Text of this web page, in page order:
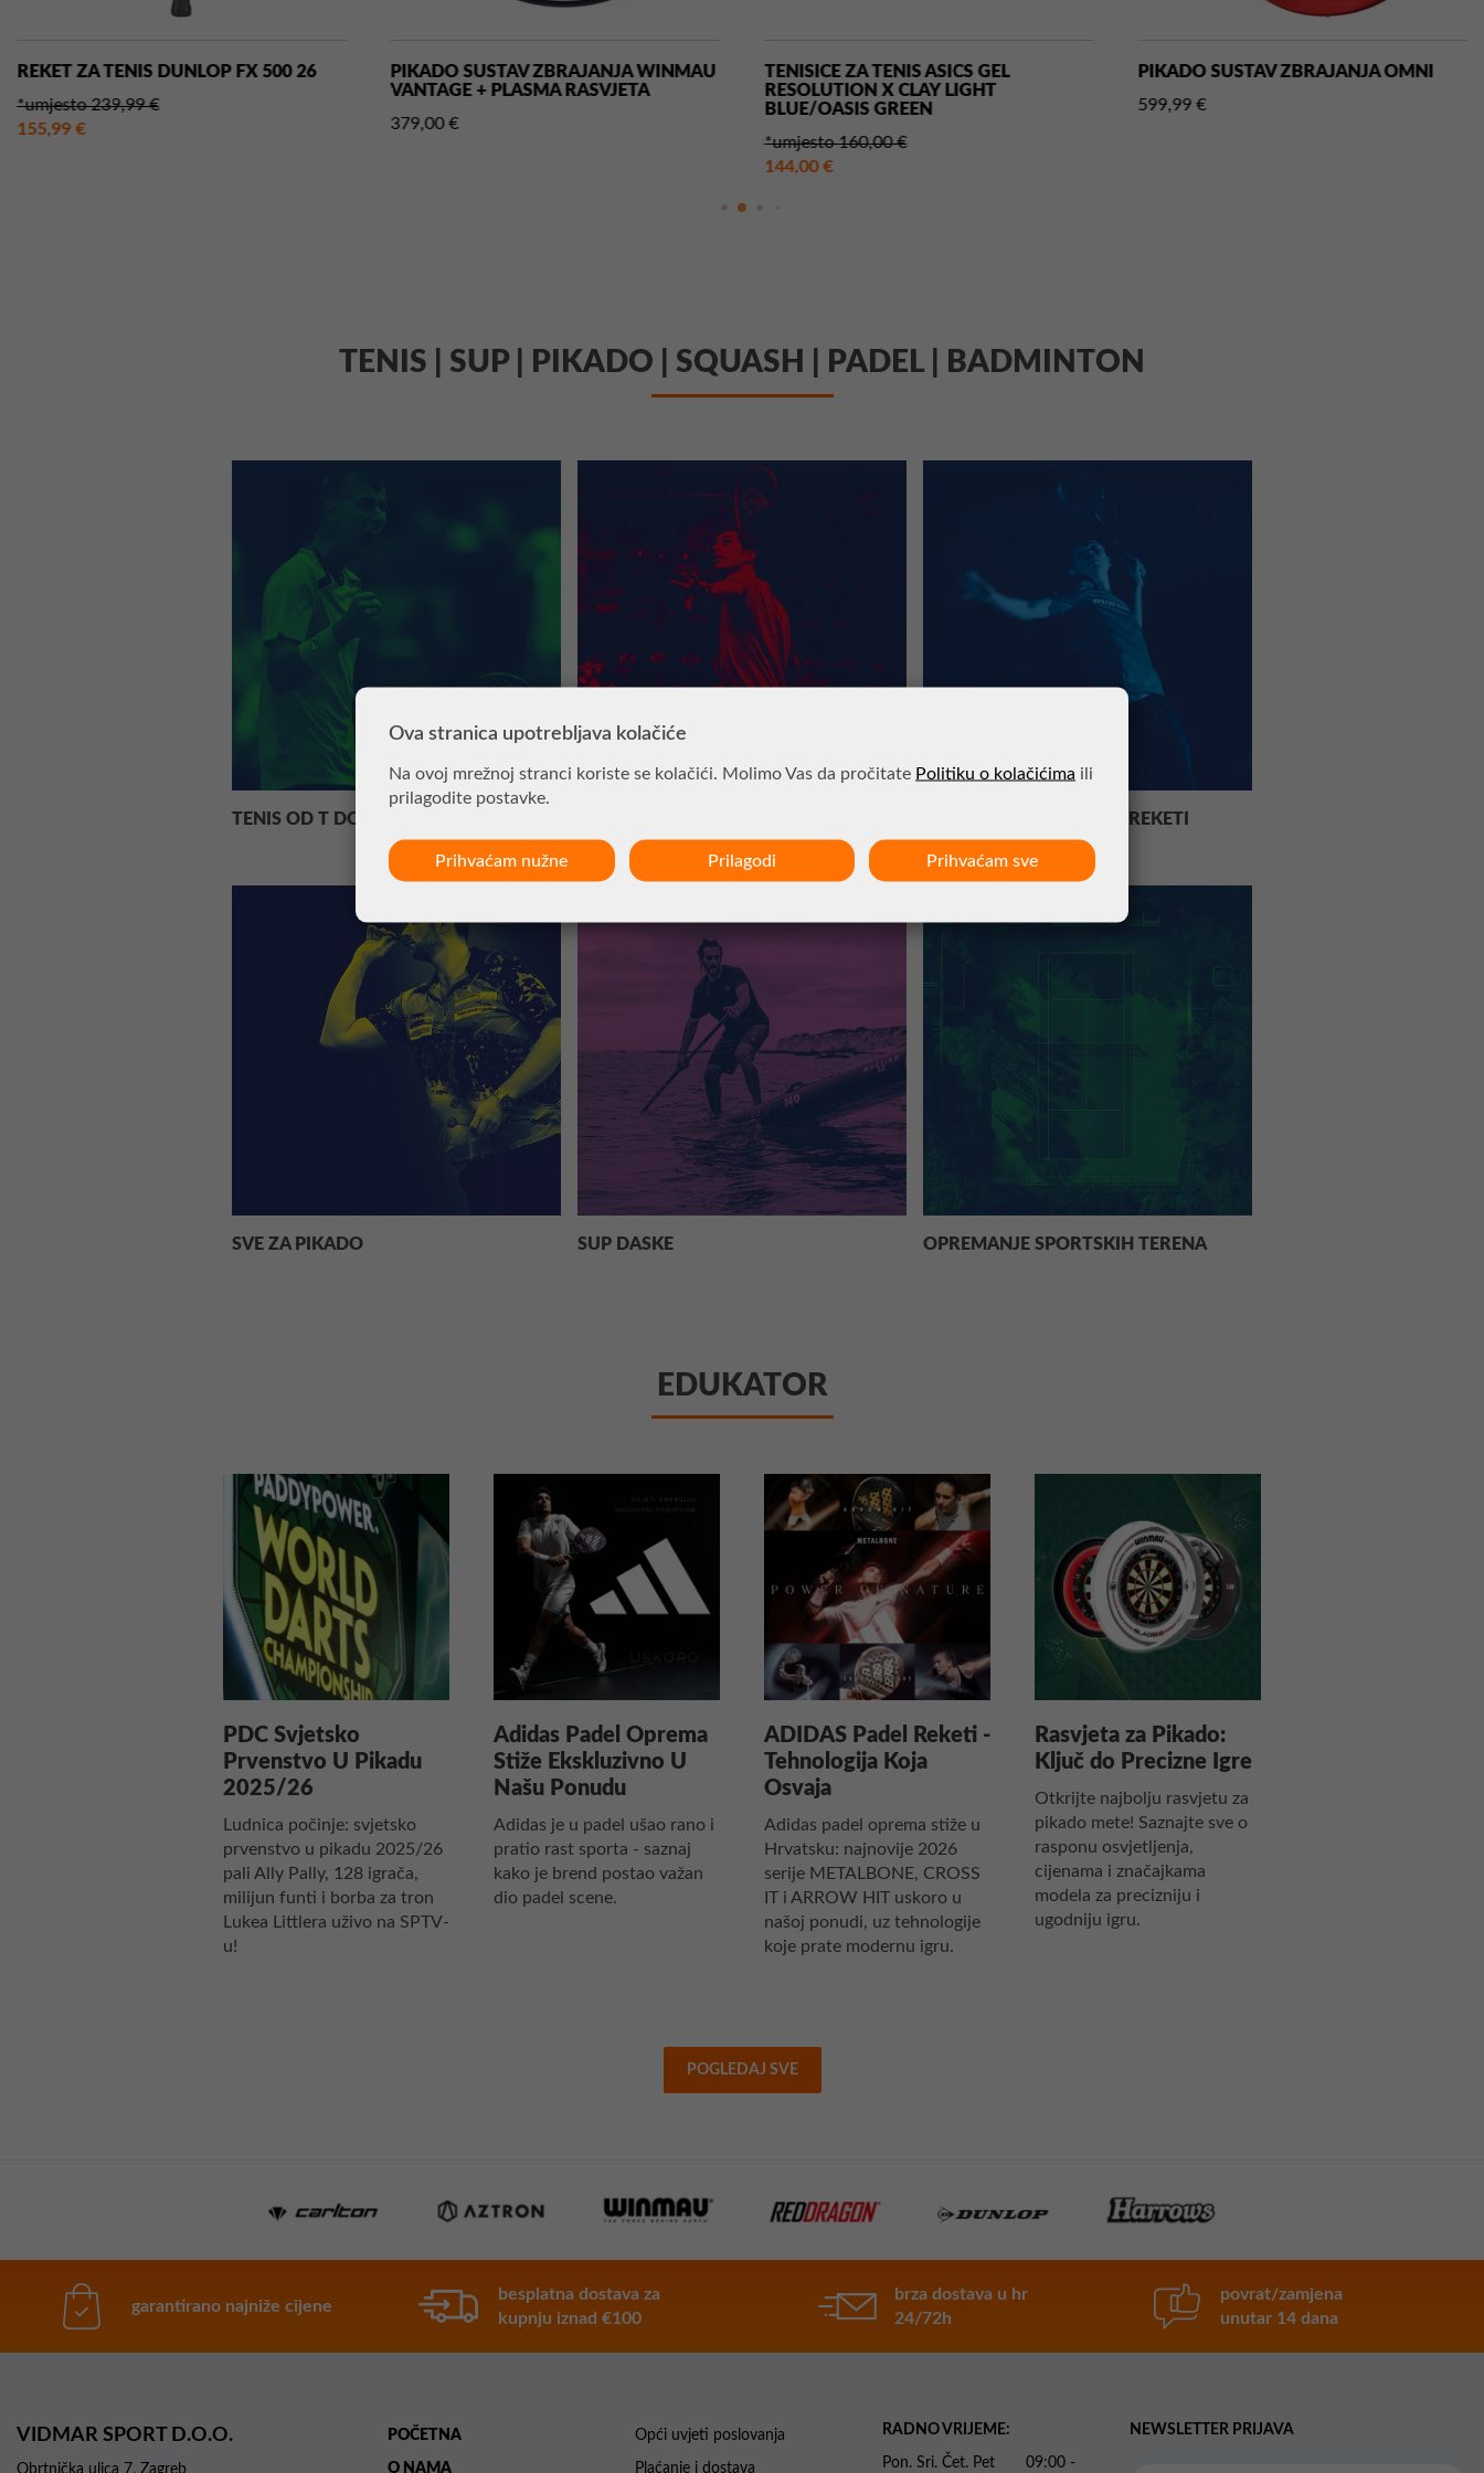
REKET ZA TENIS DUNLOP FX 500 26
*umjesto 239,99 €
155,99 €
PIKADO SUSTAV ZBRAJANJA WINMAU
VANTAGE + PLASMA RASVJETA
379,00 €
TENISICE ZA TENIS ASICS GEL
RESOLUTION X CLAY LIGHT
BLUE/OASIS GREEN
*umjesto 160,00 €
144,00 €
PIKADO SUSTAV ZBRAJANJA OMNI
599,99 €
TENIS | SUP | PIKADO | SQUASH | PADEL | BADMINTON
TENIS OD T DO S BADMINTON OPREMA I REKETI
SVE ZA PIKADO SUP DASKE OPREMANJE SPORTSKIH TERENA
EDUKATOR
PDC Svjetsko
Prvenstvo U Pikadu
2025/26
Ludnica počinje: svjetsko
prvenstvo u pikadu 2025/26
pali Ally Pally, 128 igrača,
milijun funti i borba za tron
Lukea Littlera uživo na SPTV-
u!
Adidas Padel Oprema
Stiže Ekskluzivno U
Našu Ponudu
Adidas je u padel ušao rano i
pratio rast sporta - saznaj
kako je brend postao važan
dio padel scene.
ADIDAS Padel Reketi -
Tehnologija Koja
Osvaja
Adidas padel oprema stiže u
Hrvatsku: najnovije 2026
serije METALBONE, CROSS
IT i ARROW HIT uskoro u
našoj ponudi, uz tehnologije
koje prate modernu igru.
Rasvjeta za Pikado:
Ključ do Precizne Igre
Otkrijte najbolju rasvjetu za
pikado mete! Saznajte sve o
rasponu osvjetljenja,
cijenama i značajkama
modela za precizniju i
ugodniju igru.
POGLEDAJ SVE
garantirano najniže cijene
besplatna dostava za
kupnju iznad €100
brza dostava u hr
24/72h
povrat/zamjena
unutar 14 dana
VIDMAR SPORT D.O.O.
Obrtnička ulica 7, Zagreb
POČETNA
O NAMA
Opći uvjeti poslovanja
Plaćanje i dostava
RADNO VRIJEME:
Pon. Sri. Čet. Pet 09:00 -
NEWSLETTER PRIJAVA
Ova stranica upotrebljava kolačiće
Na ovoj mrežnoj stranci koriste se kolačići. Molimo Vas da pročitate Politiku o kolačićima ili
prilagodite postavke.
Prihvaćam nužne Prilagodi Prihvaćam sve